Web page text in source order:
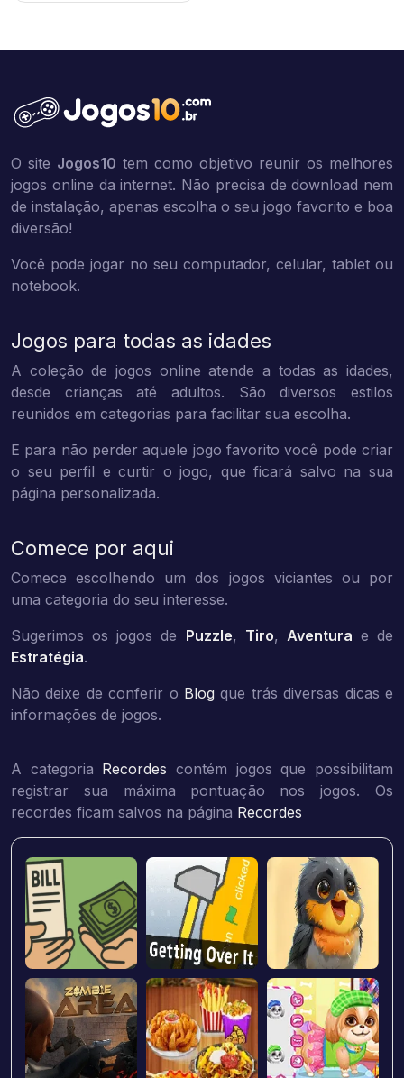
O site Jogos10 tem como objetivo reunir os melhores
jogos online da internet. Não precisa de download nem
de instalação, apenas escolha o seu jogo favorito e boa
diversão!
Você pode jogar no seu computador, celular, tablet ou
notebook.
Jogos para todas as idades
A coleção de jogos online atende a todas as idades,
desde crianças até adultos. São diversos estilos
reunidos em categorias para facilitar sua escolha.
E para não perder aquele jogo favorito você pode criar
o seu perfil e curtir o jogo, que ficará salvo na sua
página personalizada.
Comece por aqui
Comece escolhendo um dos jogos viciantes ou por
uma categoria do seu interesse.
Sugerimos os jogos de Puzzle, Tiro, Aventura e de
Estratégia.
Não deixe de conferir o Blog que trás diversas dicas e
informações de jogos.
A categoria Recordes contém jogos que possibilitam
registrar sua máxima pontuação nos jogos. Os
recordes ficam salvos na página Recordes